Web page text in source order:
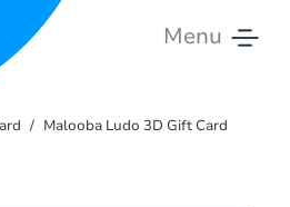
Menu
Malooba Ludo 3D Gift Card